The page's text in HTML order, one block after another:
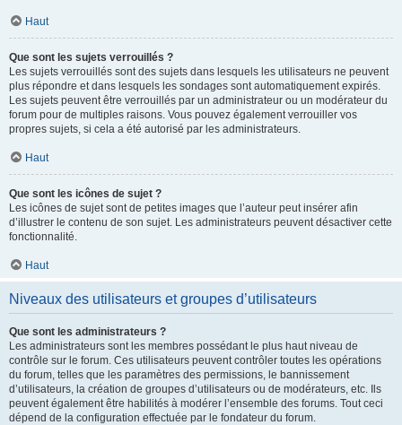
Haut
Que sont les sujets verrouillés ?
Les sujets verrouillés sont des sujets dans lesquels les utilisateurs ne peuvent
plus répondre et dans lesquels les sondages sont automatiquement expirés.
Les sujets peuvent être verrouillés par un administrateur ou un modérateur du
forum pour de multiples raisons. Vous pouvez également verrouiller vos
propres sujets, si cela a été autorisé par les administrateurs.
Haut
Que sont les icônes de sujet ?
Les icônes de sujet sont de petites images que l’auteur peut insérer afin
d’illustrer le contenu de son sujet. Les administrateurs peuvent désactiver cette
fonctionnalité.
Haut
Niveaux des utilisateurs et groupes d’utilisateurs
Que sont les administrateurs ?
Les administrateurs sont les membres possédant le plus haut niveau de
contrôle sur le forum. Ces utilisateurs peuvent contrôler toutes les opérations
du forum, telles que les paramètres des permissions, le bannissement
d’utilisateurs, la création de groupes d’utilisateurs ou de modérateurs, etc. Ils
peuvent également être habilités à modérer l’ensemble des forums. Tout ceci
dépend de la configuration effectuée par le fondateur du forum.